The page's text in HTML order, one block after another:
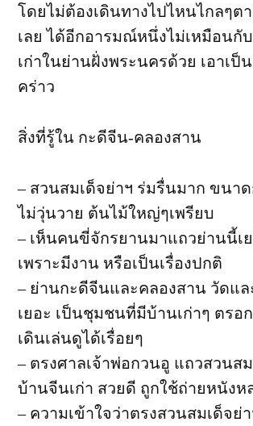
โดยไม่ต้องเดินทางไปไหนไกลๆต
เลย ได้อีกอารมณ์หนึ่งไม่เหมือนกั
เก่าในย่านฝั่งพระนครด้วย เอาเป็
คร่าว
สิ่งที่รู้ใน กะดีจีน-คลองสาน
– สวนสมเด็จย่าฯ ร่มรื่นมาก ขนา
ไม่วุ่นวาย ต้นไม้ใหญ่ๆเพรียบ
– เห็นคนขี่จักรยานมาแถวย่านนี้เ
เพราะมีงาน หรือเป็นเรื่องปกติ
– ย่านกะดีจีนและคลองสาน วัดแล
เยอะ เป็นชุมชนที่มีบ้านเก่าๆ ตรอ
เดินเล่นดูได้เรื่อยๆ
– ตรงศาลเจ้าพ่อกวนอู แถวสวนส
บ้านจีนเก่า สวยดี ถูกใช้ถ่ายหนังห
– ความเข้าใจว่าตรงสวนสมเด็จย่